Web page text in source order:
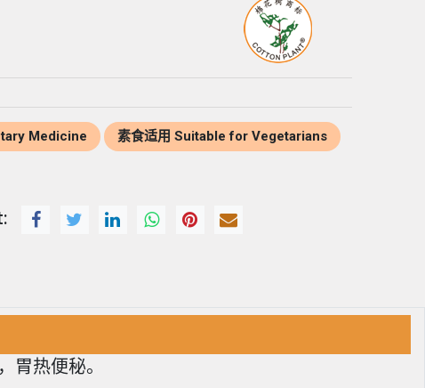
Medicine 素食适用 Suitable for Vegetarians
热便秘。